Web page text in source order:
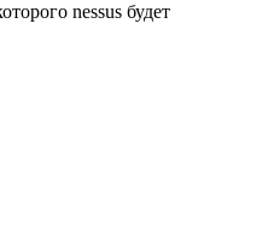
nessus будет